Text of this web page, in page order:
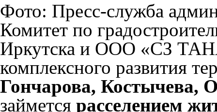
Фото: Пресс-служба
Комитет по
Иркутска и ООО «СЗ
комплексного развития
Гончарова, Костычева,
займется расселением